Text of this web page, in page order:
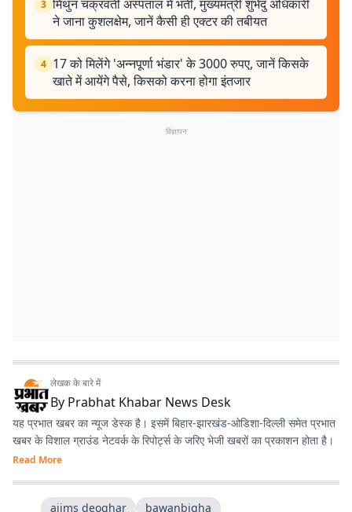
3 मिथुन चक्रवर्ती अस्पताल में भर्ती, मुख्यमंत्री शुभेंदु अधिकारी
ने जाना कुशलक्षेम, जानें कैसी ही एक्टर की तबीयत
4 17 को मिलेंगे 'अन्नपूर्णा भंडार' के 3000 रुपए, जानें किसके
खाते में आयेंगे पैसे, किसको करना होगा इंतजार
विज्ञापन
लेखक के बारे में
By Prabhat Khabar News Desk
यह प्रभात खबर का न्यूज डेस्क है। इसमें बिहार-झारखंड-ओडिशा-दिल्‍ली समेत प्रभात
खबर के विशाल ग्राउंड नेटवर्क के रिपोर्ट्स के जरिए भेजी खबरों का प्रकाशन होता है।
Read More
aiims deoghar bawanbigha